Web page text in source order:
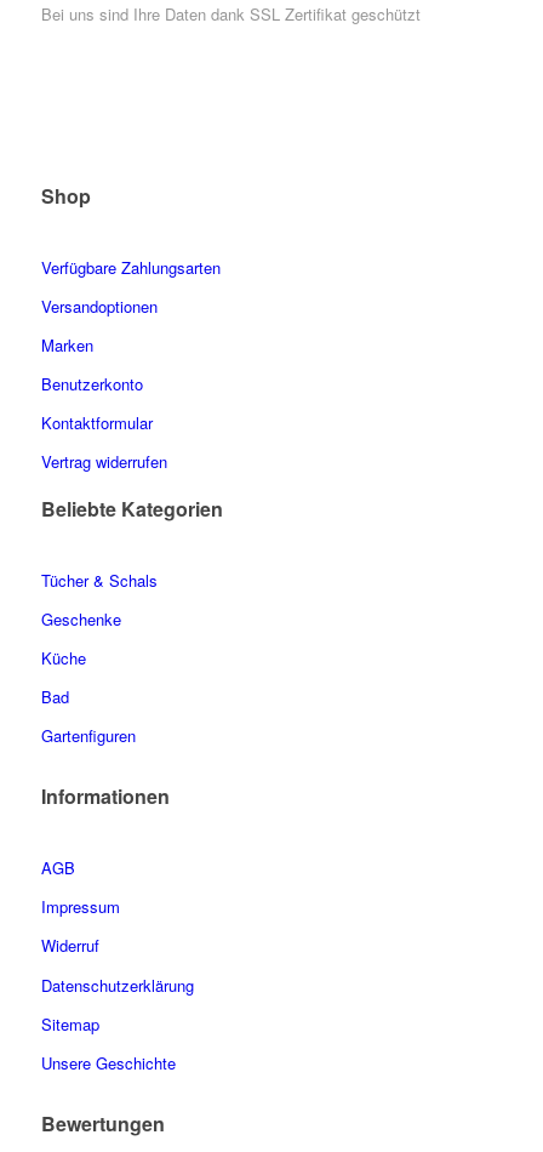
Bei uns sind Ihre Daten dank SSL Zertifikat geschützt
Shop
Verfügbare Zahlungsarten
Versandoptionen
Marken
Benutzerkonto
Kontaktformular
Vertrag widerrufen
Beliebte Kategorien
Tücher & Schals
Geschenke
Küche
Bad
Gartenfiguren
Informationen
AGB
Impressum
Widerruf
Datenschutzerklärung
Sitemap
Unsere Geschichte
Bewertungen